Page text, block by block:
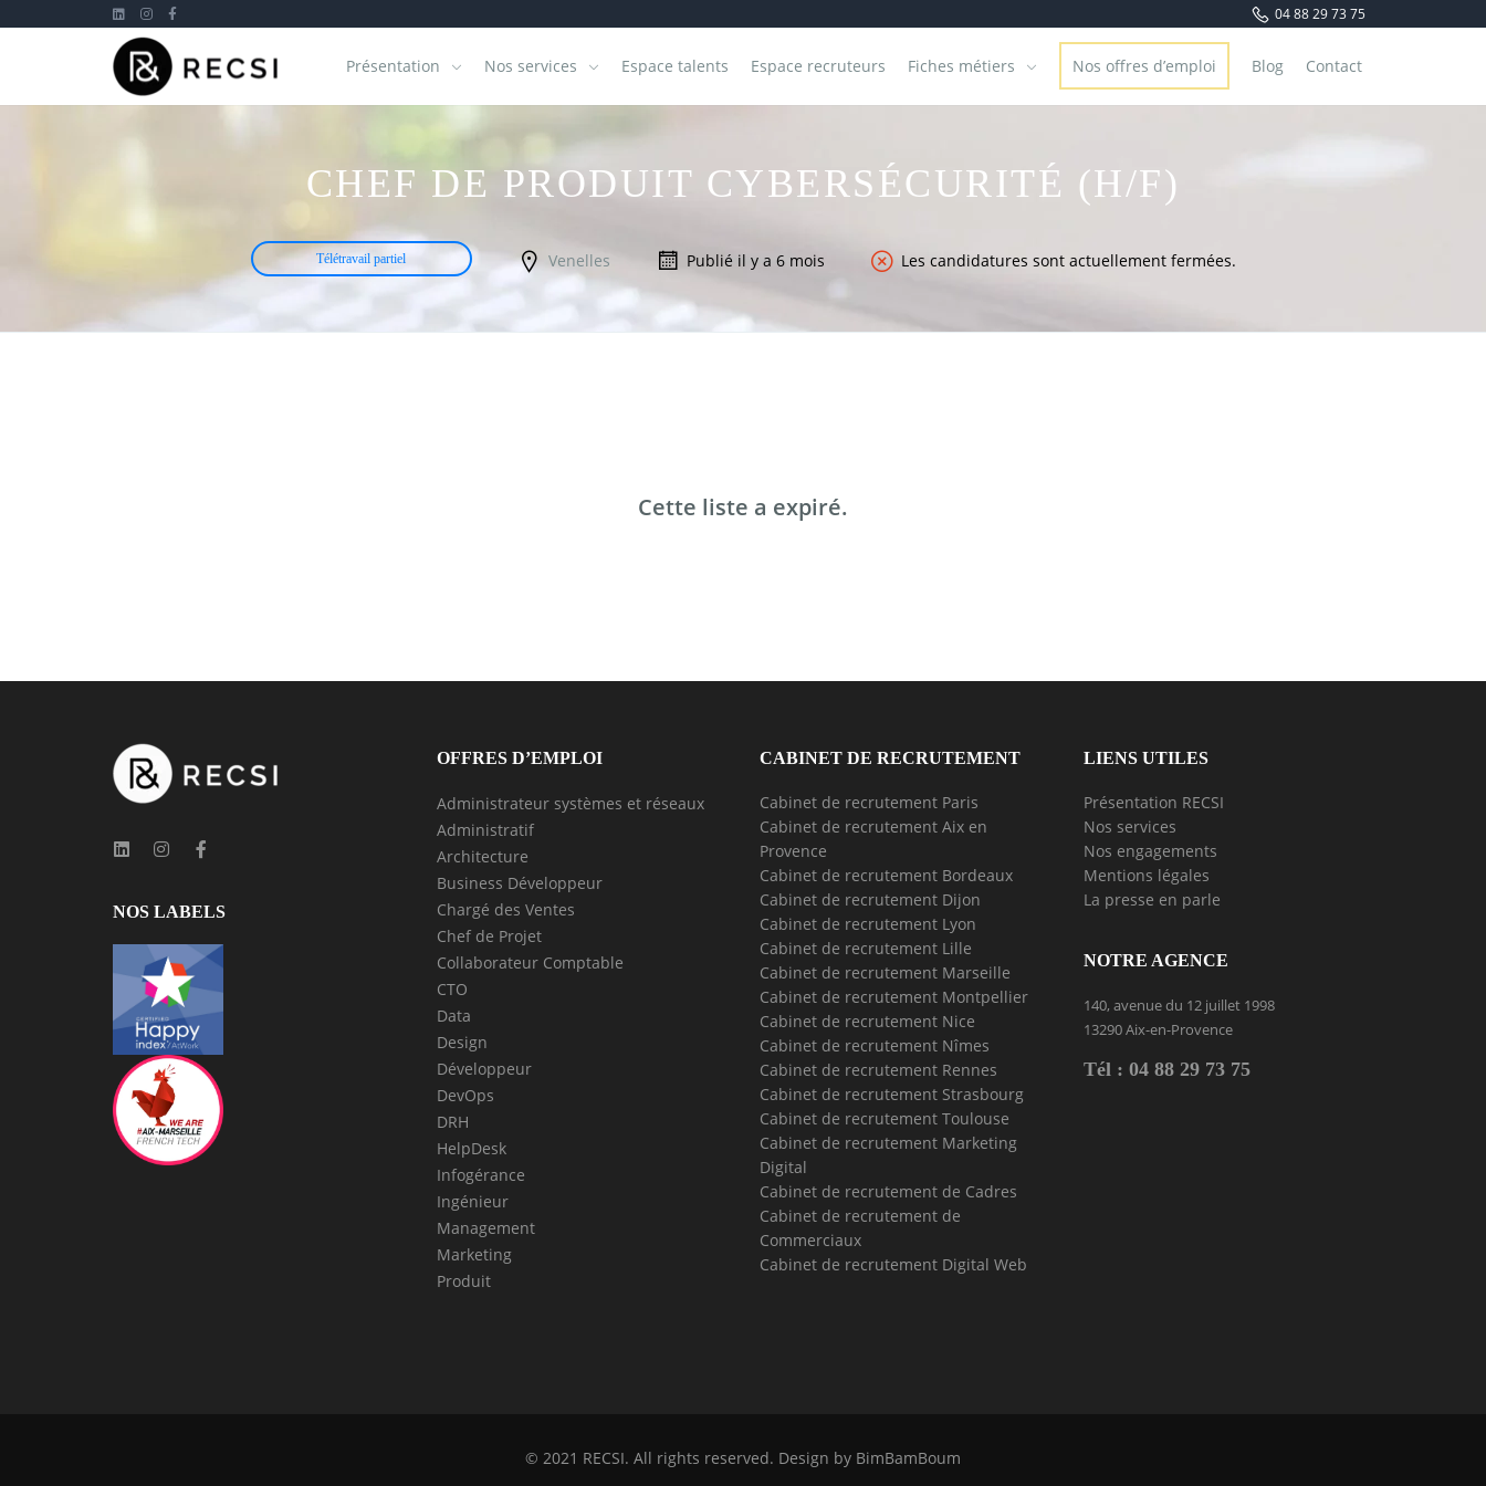
04 88 29 73 75
Présentation Nos services Espace talents Espace recruteurs Fiches métiers Nos offres d’emploi Blog Contact
CHEF DE PRODUIT CYBERSÉCURITÉ (H/F)
Télétravail partiel Venelles Publié il y a 6 mois Les candidatures sont actuellement fermées.
Cette liste a expiré.
NOS LABELS
OFFRES D’EMPLOI
Administrateur systèmes et réseaux
Administratif
Architecture
Business Développeur
Chargé des Ventes
Chef de Projet
Collaborateur Comptable
CTO
Data
Design
Développeur
DevOps
DRH
HelpDesk
Infogérance
Ingénieur
Management
Marketing
Produit
CABINET DE RECRUTEMENT
Cabinet de recrutement Paris
Cabinet de recrutement Aix en
Provence
Cabinet de recrutement Bordeaux
Cabinet de recrutement Dijon
Cabinet de recrutement Lyon
Cabinet de recrutement Lille
Cabinet de recrutement Marseille
Cabinet de recrutement Montpellier
Cabinet de recrutement Nice
Cabinet de recrutement Nîmes
Cabinet de recrutement Rennes
Cabinet de recrutement Strasbourg
Cabinet de recrutement Toulouse
Cabinet de recrutement Marketing
Digital
Cabinet de recrutement de Cadres
Cabinet de recrutement de
Commerciaux
Cabinet de recrutement Digital Web
LIENS UTILES
Présentation RECSI
Nos services
Nos engagements
Mentions légales
La presse en parle
NOTRE AGENCE
140, avenue du 12 juillet 1998
13290 Aix-en-Provence
Tél : 04 88 29 73 75
© 2021 RECSI. All rights reserved. Design by BimBamBoum